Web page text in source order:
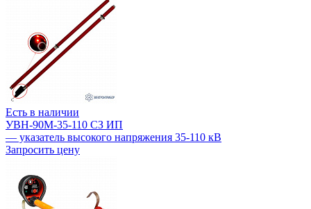
Есть в наличии
УВН-90М-35-110 СЗ ИП
— указатель высокого напряжения 35-110 кВ
Запросить цену